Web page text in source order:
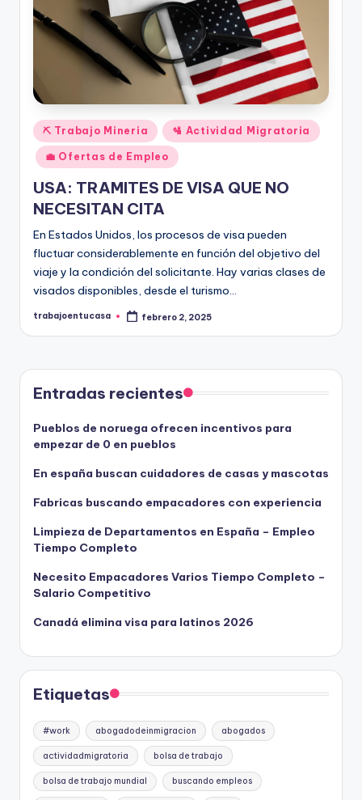
Publicado
en
⛏️ Trabajo Mineria 🛂 Actividad Migratoria
💼 Ofertas de Empleo
USA: TRAMITES DE VISA QUE NO
NECESITAN CITA
En Estados Unidos, los procesos de visa pueden
fluctuar considerablemente en función del objetivo del
viaje y la condición del solicitante. Hay varias clases de
visados disponibles, desde el turismo…
Publicado
trabajoentucasa febrero 2, 2025
Entradas recientes
Pueblos de noruega ofrecen incentivos para
empezar de 0 en pueblos
En españa buscan cuidadores de casas y mascotas
Fabricas buscando empacadores con experiencia
Limpieza de Departamentos en España – Empleo
Tiempo Completo
Necesito Empacadores Varios Tiempo Completo –
Salario Competitivo
Canadá elimina visa para latinos 2026
Etiquetas
#work abogadodeinmigracion abogados
actividadmigratoria bolsa de trabajo
bolsa de trabajo mundial buscando empleos